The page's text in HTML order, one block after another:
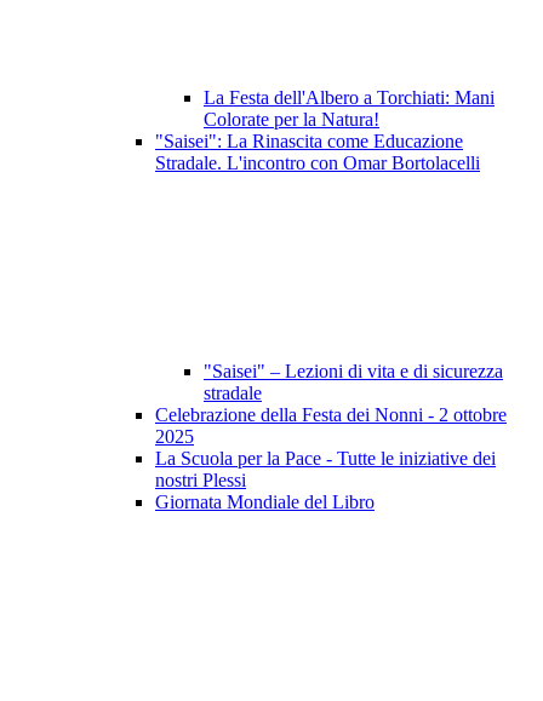
La Festa dell'Albero a Torchiati: Mani
Colorate per la Natura!
"Saisei": La Rinascita come Educazione
Stradale. L'incontro con Omar Bortolacelli
"Saisei" – Lezioni di vita e di sicurezza
stradale
Celebrazione della Festa dei Nonni - 2 ottobre
2025
La Scuola per la Pace - Tutte le iniziative dei
nostri Plessi
Giornata Mondiale del Libro